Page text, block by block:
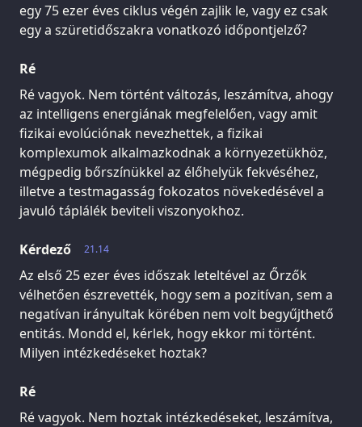
egy 75 ezer éves ciklus végén zajlik le, vagy ez csak
egy a szüretidőszakra vonatkozó időpontjelző?
Ré
Ré vagyok. Nem történt változás, leszámítva, ahogy
az intelligens energiának megfelelően, vagy amit
fizikai evolúciónak nevezhettek, a fizikai
komplexumok alkalmazkodnak a környezetükhöz,
mégpedig bőrszínükkel az élőhelyük fekvéséhez,
illetve a testmagasság fokozatos növekedésével a
javuló táplálék beviteli viszonyokhoz.
21.14
Kérdező
Az első 25 ezer éves időszak leteltével az Őrzők
vélhetően észrevették, hogy sem a pozitívan, sem a
negatívan irányultak körében nem volt begyűjthető
entitás. Mondd el, kérlek, hogy ekkor mi történt.
Milyen intézkedéseket hoztak?
Ré
Ré vagyok. Nem hoztak intézkedéseket, leszámítva,